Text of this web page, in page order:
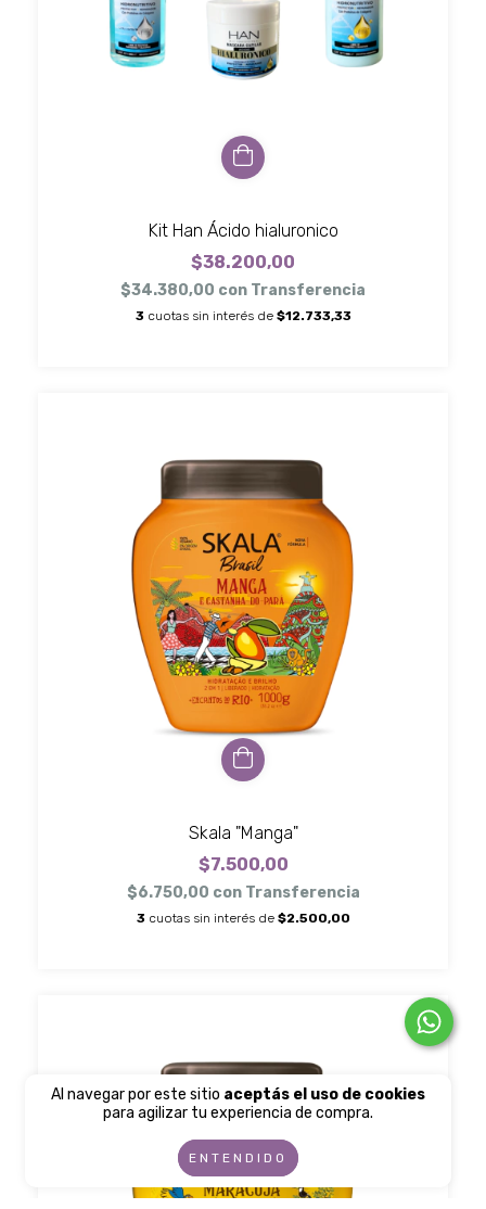
Al navegar por este sitio aceptás el uso de cookies
para agilizar tu experiencia de compra.
ENTENDIDO
Kit Han Ácido hialuronico
$38.200,00
$34.380,00 con Transferencia
3 cuotas sin interés de $12.733,33
Skala "Manga"
$7.500,00
$6.750,00 con Transferencia
3 cuotas sin interés de $2.500,00